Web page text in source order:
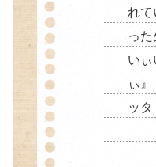
れ
っ
いぃ
ぃ
ッ